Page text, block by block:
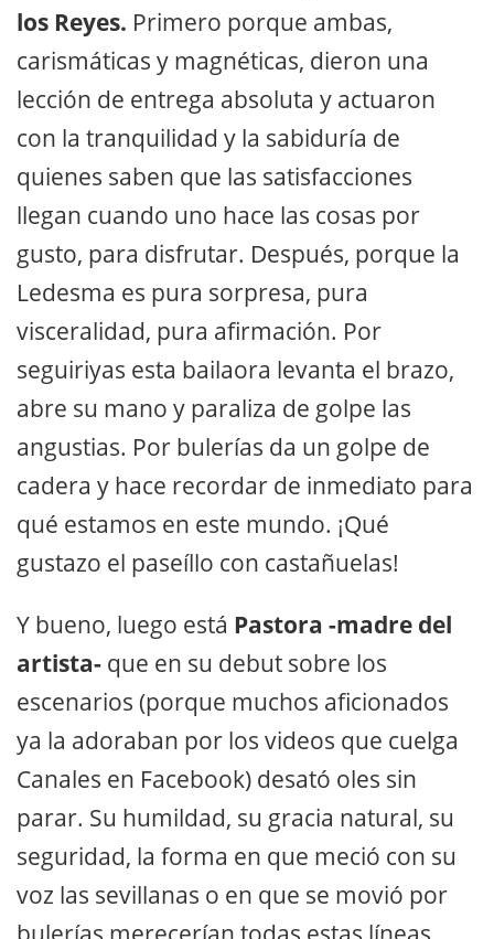
los Reyes. Primero porque ambas,
carismáticas y magnéticas, dieron una
lección de entrega absoluta y actuaron
con la tranquilidad y la sabiduría de
quienes saben que las satisfacciones
llegan cuando uno hace las cosas por
gusto, para disfrutar. Después, porque la
Ledesma es pura sorpresa, pura
visceralidad, pura afirmación. Por
seguiriyas esta bailaora levanta el brazo,
abre su mano y paraliza de golpe las
angustias. Por bulerías da un golpe de
cadera y hace recordar de inmediato para
qué estamos en este mundo. ¡Qué
gustazo el paseíllo con castañuelas!
Y bueno, luego está Pastora -madre del
artista- que en su debut sobre los
escenarios (porque muchos aficionados
ya la adoraban por los videos que cuelga
Canales en Facebook) desató oles sin
parar. Su humildad, su gracia natural, su
seguridad, la forma en que meció con su
voz las sevillanas o en que se movió por